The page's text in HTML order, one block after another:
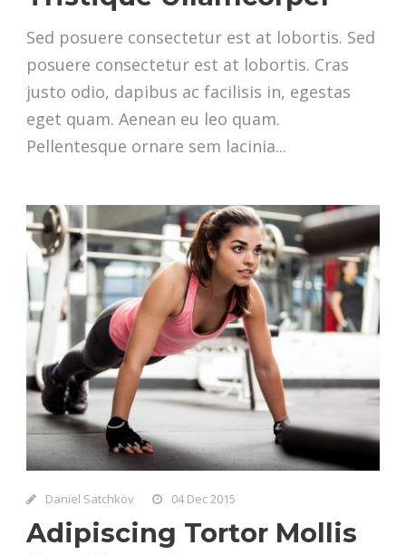
Sed posuere consectetur est at lobortis. Sed
posuere consectetur est at lobortis. Cras
justo odio, dapibus ac facilisis in, egestas
eget quam. Aenean eu leo quam.
Pellentesque ornare sem lacinia...
Daniel Satchkov 04 Dec 2015
Adipiscing Tortor Mollis